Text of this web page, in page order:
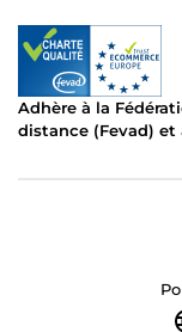
Adhère à la
distance (Fevad)